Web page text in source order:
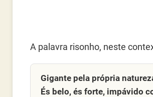
A palavra risonho, neste
Gigante pela própria
És belo, és forte, impávido